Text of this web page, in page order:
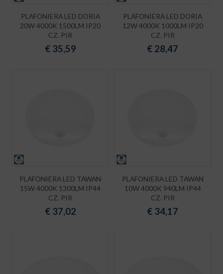
PLAFONIERA LED DORIA
20W 4000K 1500LM IP20
CZ. PIR
€ 35,59
PLAFONIERA LED DORIA
12W 4000K 1000LM IP20
CZ. PIR
€ 28,47
PLAFONIERA LED TAWAN
15W 4000K 1300LM IP44
CZ. PIR
€ 37,02
PLAFONIERA LED TAWAN
10W 4000K 940LM IP44
CZ. PIR
€ 34,17